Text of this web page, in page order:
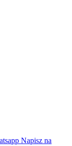
Napisz na